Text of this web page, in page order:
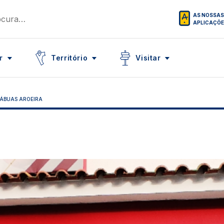
AS NOSSAS
Território
Icon Visitar
Icon
AROEIRA